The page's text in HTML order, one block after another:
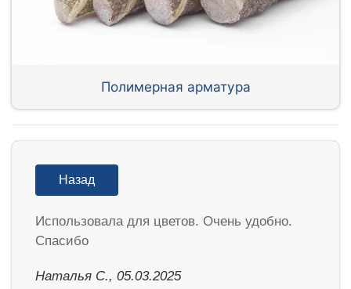
Полимерная арматура
Назад
Использовала для цветов. Очень удобно.
Спасибо
Наталья С., 05.03.2025